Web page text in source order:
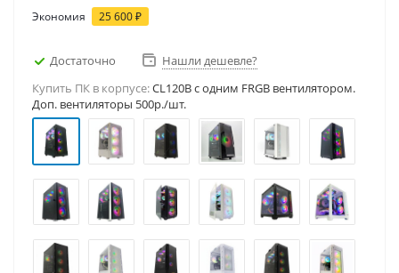
Экономия 25 600₽
Достаточно
Нашли дешевле?
Купить ПК в корпусе:CL120B c одним FRGB вентилятором.
Доп. вентиляторы 500р./шт.